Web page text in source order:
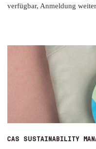
verfügbar, Anmeldung
CAS SUSTAINABILITY